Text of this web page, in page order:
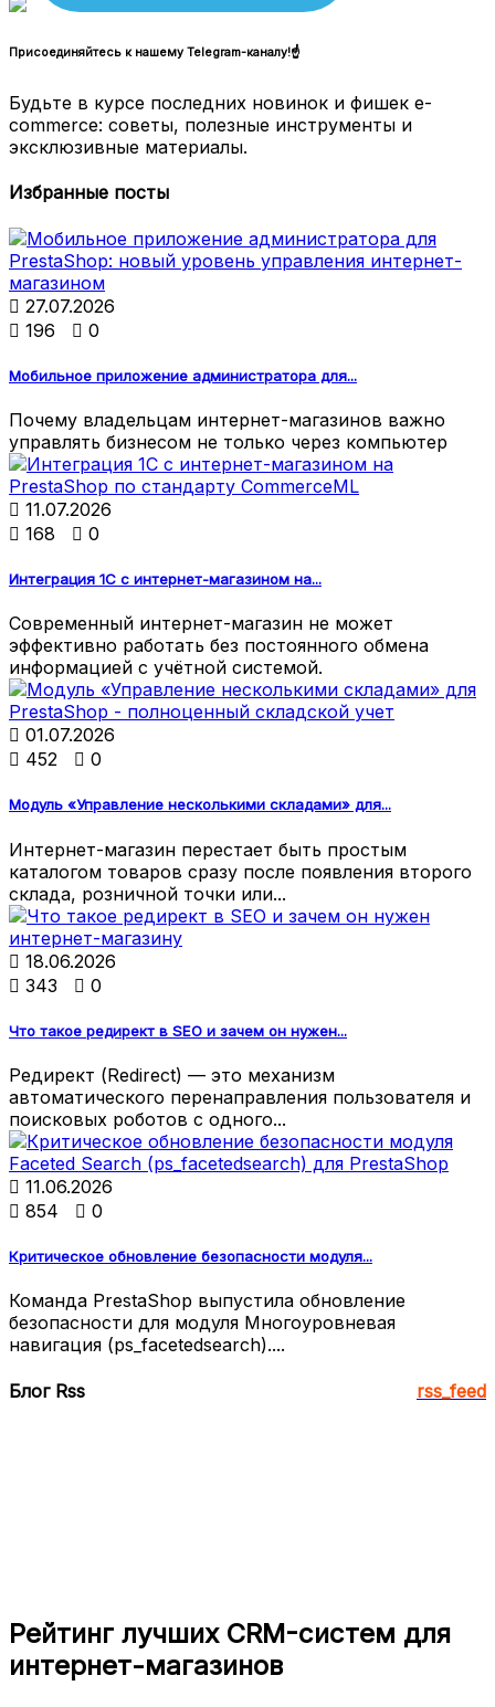
Присоединяйтесь к нашему Telegram-каналу!☝
Будьте в курсе последних новинок и фишек e-
commerce: советы, полезные инструменты и
эксклюзивные материалы.
Избранные посты
 27.07.2026
 196  0
Мобильное приложение администратора для...
Почему владельцам интернет-магазинов важно
управлять бизнесом не только через компьютер
 11.07.2026
 168  0
Интеграция 1С с интернет-магазином на...
Современный интернет-магазин не может
эффективно работать без постоянного обмена
информацией с учётной системой.
 01.07.2026
 452  0
Модуль «Управление несколькими складами» для...
Интернет-магазин перестает быть простым
каталогом товаров сразу после появления второго
склада, розничной точки или...
 18.06.2026
 343  0
Что такое редирект в SEO и зачем он нужен...
Редирект (Redirect) — это механизм
автоматического перенаправления пользователя и
поисковых роботов с одного...
 11.06.2026
 854  0
Критическое обновление безопасности модуля...
Команда PrestaShop выпустила обновление
безопасности для модуля Многоуровневая
навигация (ps_facetedsearch)....
Блог Rss rss_feed
Рейтинг лучших CRM-систем для
интернет-магазинов